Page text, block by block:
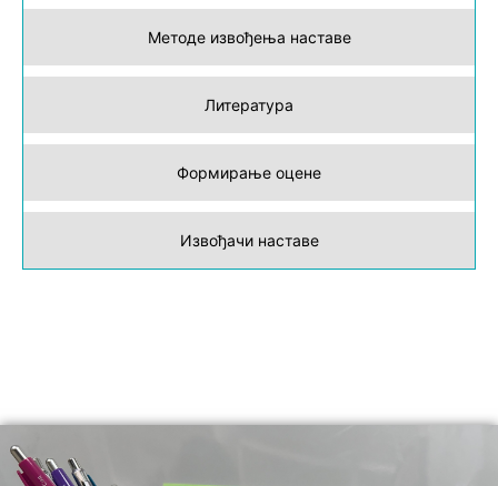
Методе извођења наставе
Литература
Формирање оцене
Извођачи наставе